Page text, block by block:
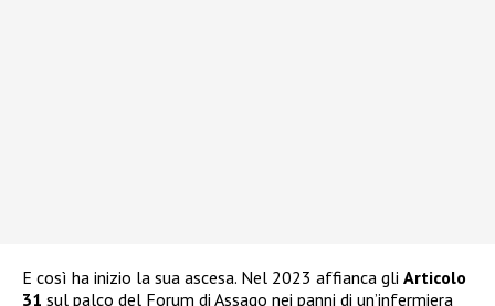
E così ha inizio la sua ascesa. Nel 2023 affianca gli Articolo
31 sul palco del Forum di Assago nei panni di un’infermiera